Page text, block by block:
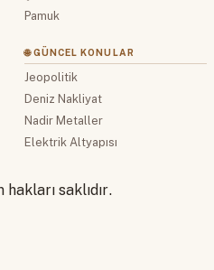
Pamuk
🌐 GÜNCEL KONULAR
Jeopolitik
Deniz Nakliyat
Nadir Metaller
Elektrik Altyapısı
hakları saklıdır.